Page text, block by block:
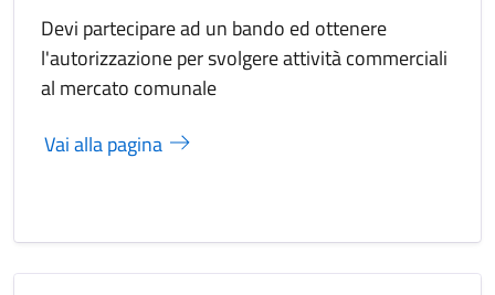
Devi partecipare ad un bando ed ottenere
l'autorizzazione per svolgere attività commerciali
al mercato comunale
Vai alla pagina